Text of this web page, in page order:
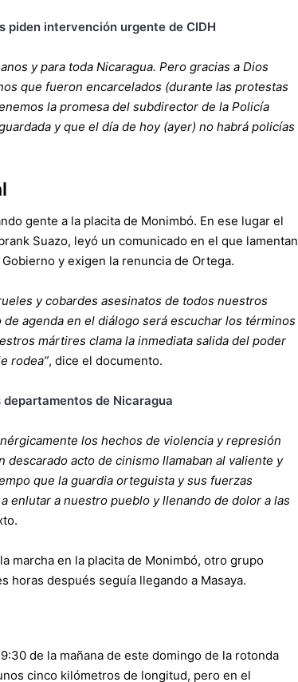
piden intervención urgente de CIDH
y para toda Nicaragua. Pero gracias a Dios
que fueron encarcelados (durante las protestas
la promesa del subdirector de la Policía
y que el día de hoy (ayer) no habrá policías
gente a la placita de Monimbó. En ese lugar el
Suazo, leyó un comunicado en el que lamentan
y exigen la renuncia de Ortega.
y cobardes asesinatos de todos nuestros
agenda en el diálogo será escuchar los términos
mártires clama la inmediata salida del poder
rodea”, dice el documento.
de Nicaragua
los hechos de violencia y represión
acto de cinismo llamaban al valiente y
que la guardia orteguista y sus fuerzas
enlutar a nuestro pueblo y llenando de dolor a las
marcha en la placita de Monimbó, otro grupo
horas después seguía llegando a Masaya.
de la mañana de este domingo de la rotonda
cinco kilómetros de longitud, pero en el